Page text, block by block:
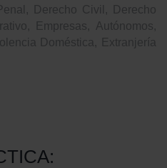
Derecho Civil, Derecho
Empresas, Autónomos,
Doméstica, Extranjería